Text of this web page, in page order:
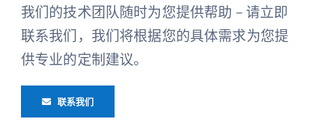
我们的技术团队随时为您提供帮助 – 请立即
联系我们，我们将根据您的具体需求为您提
供专业的定制建议。
联系我们